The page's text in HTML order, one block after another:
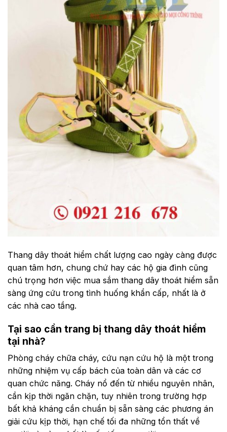
Thang dây thoát hiểm chất lượng cao ngày càng được
quan tâm hơn, chung chứ hay các hộ gia đình cũng
chú trọng hơn việc mua sắm thang dây thoát hiểm sẵn
sàng ứng cứu trong tình huống khẩn cấp, nhất là ở
các nhà cao tầng.
Tại sao cần trang bị thang dây thoát hiểm
tại nhà?
Phòng cháy chữa cháy, cứu nạn cứu hộ là một trong
những nhiệm vụ cấp bách của toàn dân và các cơ
quan chức năng. Cháy nổ đến từ nhiều nguyên nhân,
cần kịp thời ngăn chặn, tuy nhiên trong trường hợp
bất khả kháng cần chuẩn bị sẵn sàng các phương án
giải cứu kịp thời, hạn chế tối đa những tổn thất về